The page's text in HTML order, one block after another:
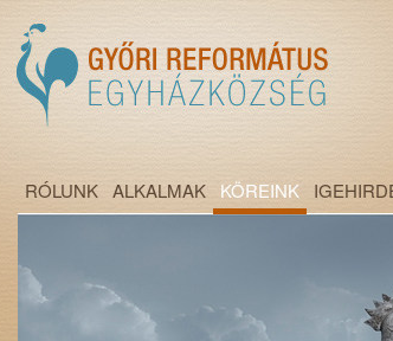
RÓLUNK ALKALMAK KÖREINK